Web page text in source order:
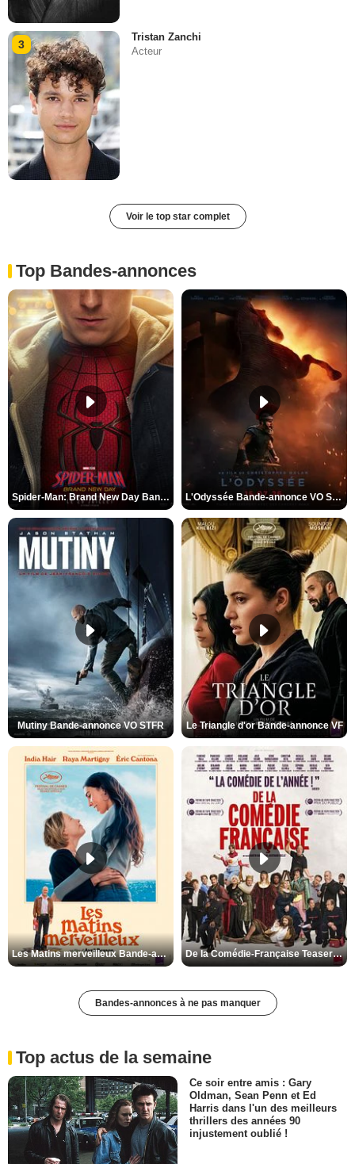
3
Tristan Zanchi
Acteur
Voir le top star complet
Top Bandes-annonces
Spider-Man: Brand New Day Bande-annonce VO STFR L'Odyssée Bande-annonce VO STFR
Mutiny Bande-annonce VO STFR Le Triangle d'or Bande-annonce VF
Les Matins merveilleux Bande-annonce VF De la Comédie-Française Teaser VF
Bandes-annonces à ne pas manquer
Top actus de la semaine
Ce soir entre amis : Gary
Oldman, Sean Penn et Ed
Harris dans l'un des meilleurs
thrillers des années 90
injustement oublié !